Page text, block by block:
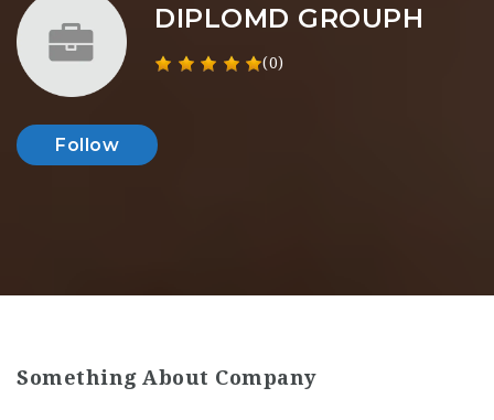
DIPLOMD GROUPH
(0)
Follow
Something About Company